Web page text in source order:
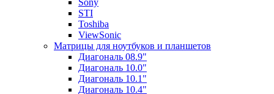
STI
Toshiba
ViewSonic
Матрицы для ноутбуков и планшетов
Диагональ 08.9"
Диагональ 10.0"
Диагональ 10.1"
Диагональ 10.4"